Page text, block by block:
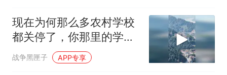
现在为何那么多农村学校
都关停了，你那里的学校
还好吗
战争黑匣子 APP专享